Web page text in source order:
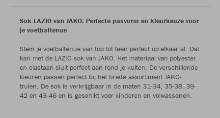
Sok LAZIO van JAKO: Perfecte pasvorm en kleurkeuze voor
je voetbaltenue
Stem je voetbaltenue van top tot teen perfect op elkaar af. Dat
kan met de LAZIO sok van JAKO. Het materiaal van polyester
en elastaan sluit perfect aan rond je kuiten. De verschillende
kleuren passen perfect bij het brede assortiment JAKO-
truien. De sok is verkrijgbaar in de maten 31-34, 35-38, 39-
42 en 43-46 en is geschikt voor kinderen en volwassenen.